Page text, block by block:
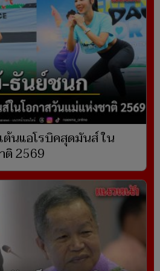
ต้นแอโรบิคสุดมันส์ ใน
ติ 2569